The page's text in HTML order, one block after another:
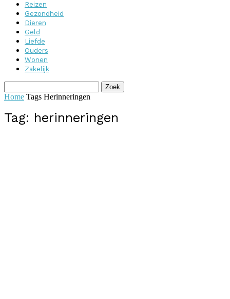
Reizen
Gezondheid
Dieren
Geld
Liefde
Ouders
Wonen
Zakelijk
Home Tags Herinneringen
Tag: herinneringen